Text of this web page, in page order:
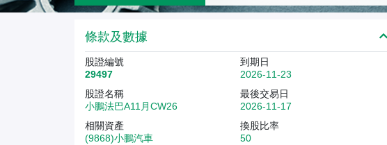
條款及數據
股證編號
29497
到期日
2026-11-23
股證名稱
小鵬法巴A11月CW26
最後交易日
2026-11-17
相關資產
(9868)小鵬汽車
換股比率
50